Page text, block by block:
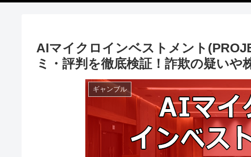
AIマイクロインベストメント
ミ・評判を徹底検証！詐欺の疑い
ギャンブル